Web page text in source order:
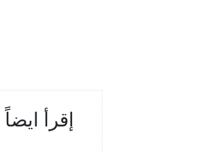
إقرأ ايضاً